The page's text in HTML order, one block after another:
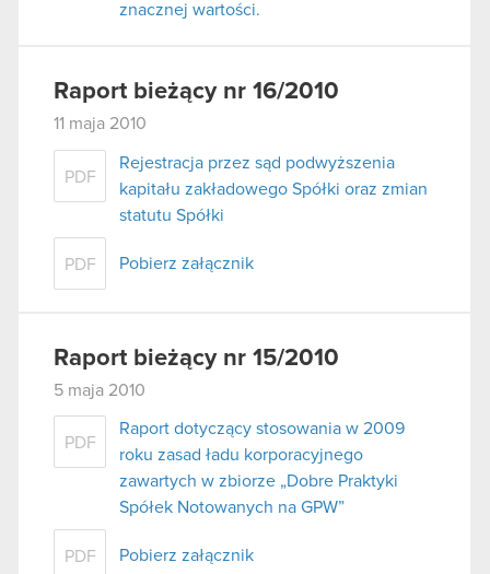
znacznej wartości.
Raport bieżący nr 16/2010
11 maja 2010
PDF
Rejestracja przez sąd podwyższenia
kapitału zakładowego Spółki oraz zmian
statutu Spółki
PDF Pobierz załącznik
Raport bieżący nr 15/2010
5 maja 2010
PDF
Raport dotyczący stosowania w 2009
roku zasad ładu korporacyjnego
zawartych w zbiorze „Dobre Praktyki
Spółek Notowanych na GPW”
PDF Pobierz załącznik